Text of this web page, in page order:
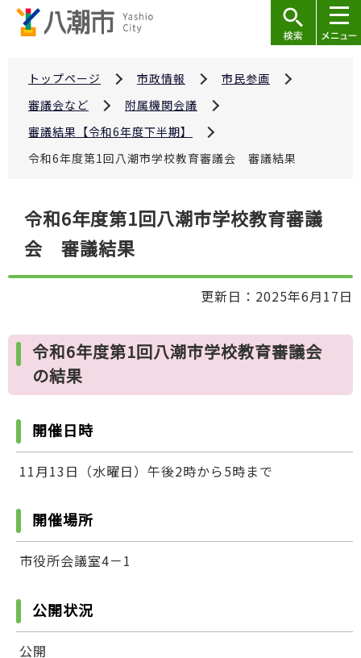
トップページ 市政情報
市民参画
審議会など
附属機関会議
審議結果【令和6年度下半期】
令和6年度第1回八潮市学校教育審議会 審議結果
令和6年度第1回八潮市学校教育審議
会 審議結果
更新日：2025年6月17日
令和6年度第1回八潮市学校教育審議会
の結果
開催日時
11月13日（水曜日）午後2時から5時まで
開催場所
市役所会議室4－1
公開状況
公開